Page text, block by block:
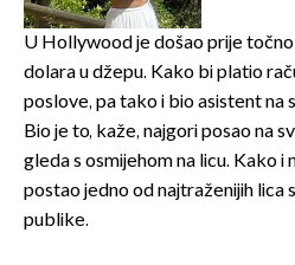
U Hollywood je došao prije
dolara u džepu. Kako bi platio
poslove, pa tako i bio asistent
Bio je to, kaže, najgori posao na
gleda s osmijehom na licu. Kako i
postao jedno od najtraženijih lica
publike.